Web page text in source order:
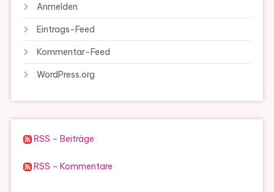
Anmelden
Eintrags-Feed
Kommentar-Feed
WordPress.org
RSS – Beiträge
RSS – Kommentare